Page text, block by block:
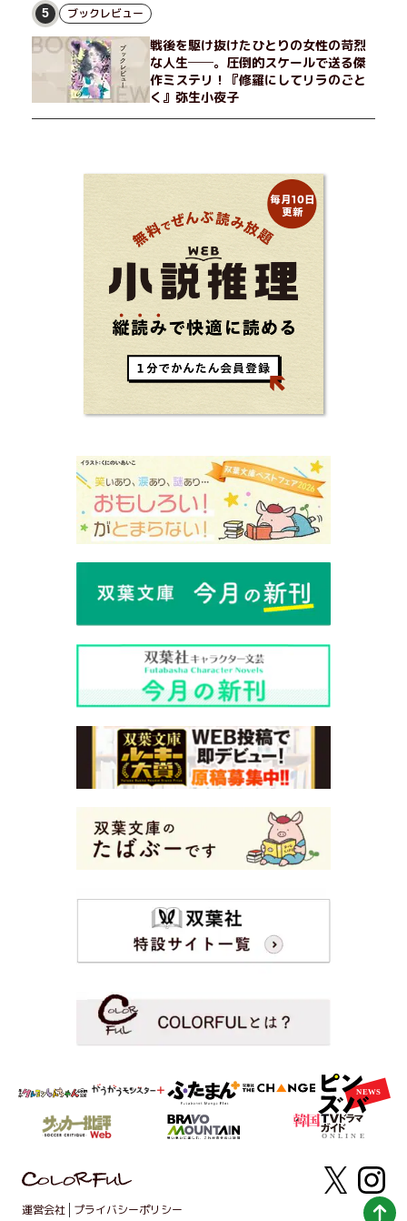
5 ブックレビュー
戦後を駆け抜けたひとりの女性の苛烈
な人生──。圧倒的スケールで送る傑
作ミステリ！『修羅にしてリラのごと
く』弥生小夜子
運営会社 プライバシーポリシー